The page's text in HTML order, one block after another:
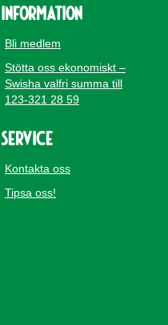
Information
Bli medlem
Stötta oss ekonomiskt –
Swisha valfri summa till
123-321 28 59
Service
Kontakta oss
Tipsa oss!